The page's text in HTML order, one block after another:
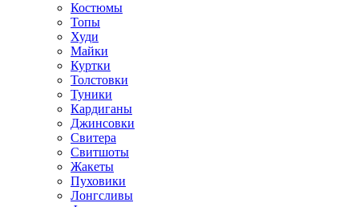
Костюмы
Топы
Худи
Майки
Куртки
Толстовки
Туники
Кардиганы
Джинсовки
Свитера
Свитшоты
Жакеты
Пуховики
Лонгсливы